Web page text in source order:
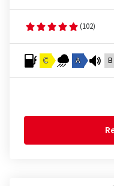
(102)
C A